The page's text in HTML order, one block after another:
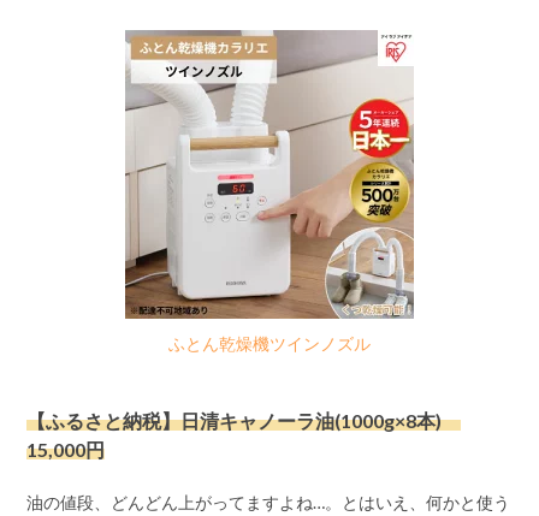
ふとん乾燥機ツインノズル
【ふるさと納税】日清キャノーラ油(1000g×8本)
15,000円
油の値段、どんどん上がってますよね…。とはいえ、何かと使う